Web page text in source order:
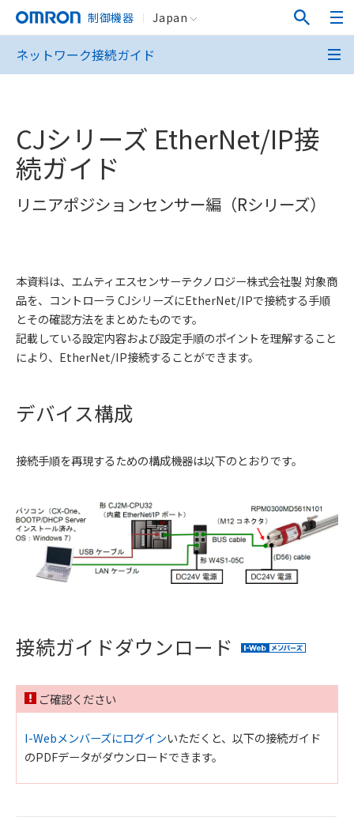
制御機器 Japan
ネットワーク接続ガイド
CJシリーズ EtherNet/IP接
続ガイド
リニアポジションセンサー編（Rシリーズ）
本資料は、エムティエスセンサーテクノロジー株式会社製 対象商
品を、コントローラ CJシリーズにEtherNet/IPで接続する手順
とその確認方法をまとめたものです。
記載している設定内容および設定手順のポイントを理解すること
により、EtherNet/IP接続することができます。
デバイス構成
接続手順を再現するための構成機器は以下のとおりです。
接続ガイドダウンロード
ご確認ください
I-Webメンバーズにログインいただくと、以下の接続ガイド
のPDFデータがダウンロードできます。